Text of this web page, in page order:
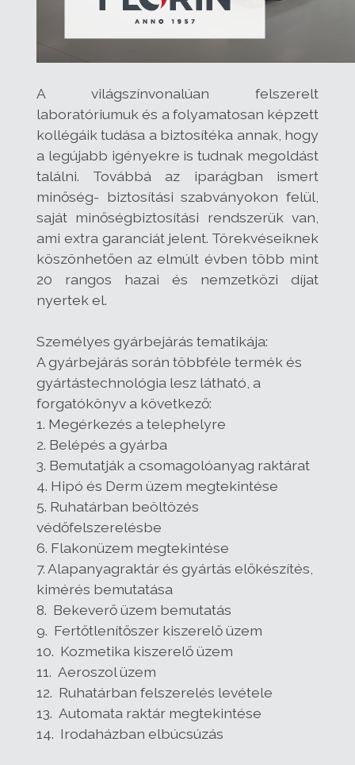
A világszínvonalúan felszerelt
laboratóriumuk és a folyamatosan képzett
kollégáik tudása a biztosítéka annak, hogy
a legújabb igényekre is tudnak megoldást
találni. Továbbá az iparágban ismert
minőség- biztosítási szabványokon felül,
saját minőségbiztosítási rendszerük van,
ami extra garanciát jelent. Törekvéseiknek
köszönhetően az elmúlt évben több mint
20 rangos hazai és nemzetközi díjat
nyertek el.
Személyes gyárbejárás tematikája:
A gyárbejárás során többféle termék és
gyártástechnológia lesz látható, a
forgatókönyv a következő:
1. Megérkezés a telephelyre
2. Belépés a gyárba
3. Bemutatják a csomagolóanyag raktárat
4. Hipó és Derm üzem megtekintése
5. Ruhatárban beöltözés
védőfelszerelésbe
6. Flakonüzem megtekintése
7. Alapanyagraktár és gyártás előkészítés,
kimérés bemutatása
8. Bekeverő üzem bemutatás
9. Fertőtlenítőszer kiszerelő üzem
10. Kozmetika kiszerelő üzem
11. Aeroszol üzem
12. Ruhatárban felszerelés levétele
13. Automata raktár megtekintése
14. Irodaházban elbúcsúzás